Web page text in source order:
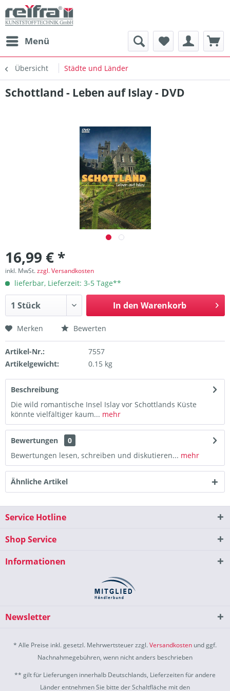
Menü
Übersicht Städte und Länder
Schottland - Leben auf Islay - DVD
16,99 € *
inkl. MwSt.zzgl. Versandkosten
lieferbar, Lieferzeit: 3-5 Tage**
In den Warenkorb
Merken Bewerten
Artikel-Nr.:
7557
Artikelgewicht:
0.15 kg
Beschreibung
Die wild romantische Insel Islay vor Schottlands Küste
könnte vielfältiger kaum... mehr
Bewertungen
0
Bewertungen lesen, schreiben und diskutieren... mehr
Ähnliche Artikel
Service Hotline
Shop Service
Informationen
Newsletter
* Alle Preise inkl. gesetzl. Mehrwertsteuer zzgl.Versandkosten und ggf.
Nachnahmegebühren, wenn nicht anders beschrieben
** gilt für Lieferungen innerhalb Deutschlands, Lieferzeiten für andere
Länder entnehmen Sie bitte der Schaltfläche mit den